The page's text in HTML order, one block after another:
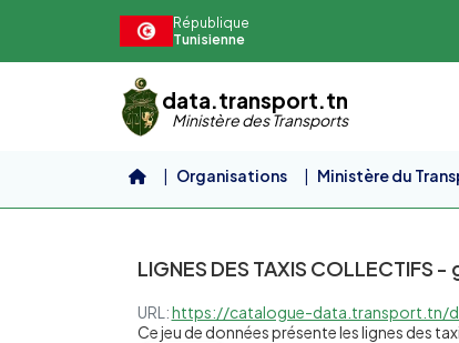
République
Tunisienne
data.transport.tn
Ministère des Transports
Organisations Ministère du
LIGNES DES TAXIS COLLECTIFS
URL:https://catalogue-data.transport.tn/dataset/9d2b1e1d-
Ce jeu de données présente les lignes des